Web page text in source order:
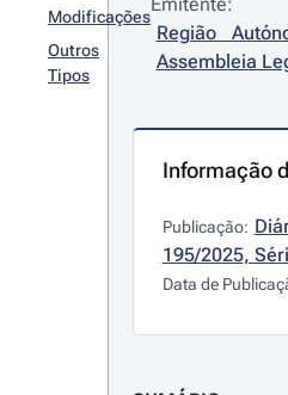
Modificações
Outros
Tipos
Região
Assembleia
Informação
Publicação:
195/2025,
Data de